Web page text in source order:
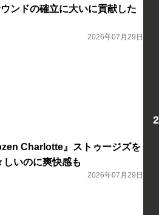
ンドの確立に大いに貢献した
2026年07月29日
Charlotte』ストゥージズを
いのに爽快感も
2026年07月29日